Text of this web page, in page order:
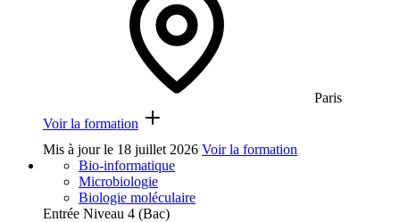
Paris
Voir la formation
Mis à jour le 18 juillet 2026 Voir la formation
Bio-informatique
Microbiologie
Biologie moléculaire
Entrée Niveau 4 (Bac)